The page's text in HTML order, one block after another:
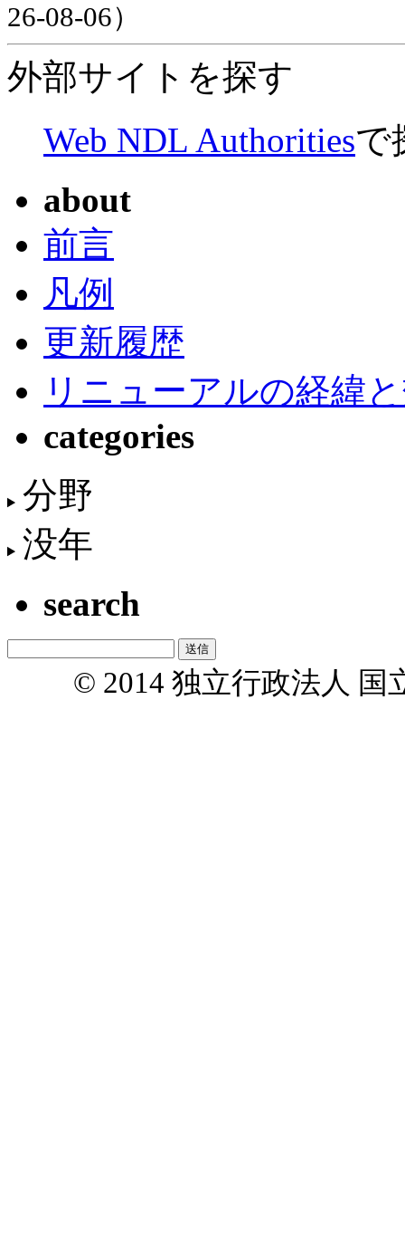
26-08-06）
外部サイトを探す
Web NDL Authoritiesで
about
前言
凡例
更新履歴
リニューアルの経緯
categories
分野
没年
search
© 2014 独立行政法人 国